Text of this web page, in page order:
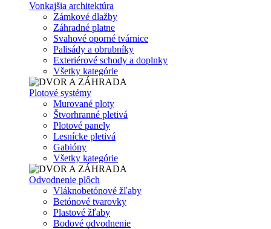
Vonkajšia architektúra
Zámkové dlažby
Záhradné platne
Svahové oporné tvárnice
Palisády a obrubníky
Exteriérové schody a doplnky
Všetky kategórie
Plotové systémy
Murované ploty
Štvorhranné pletivá
Plotové panely
Lesnícke pletivá
Gabióny
Všetky kategórie
Odvodnenie plôch
Vláknobetónové žľaby
Betónové tvarovky
Plastové žľaby
Bodové odvodnenie